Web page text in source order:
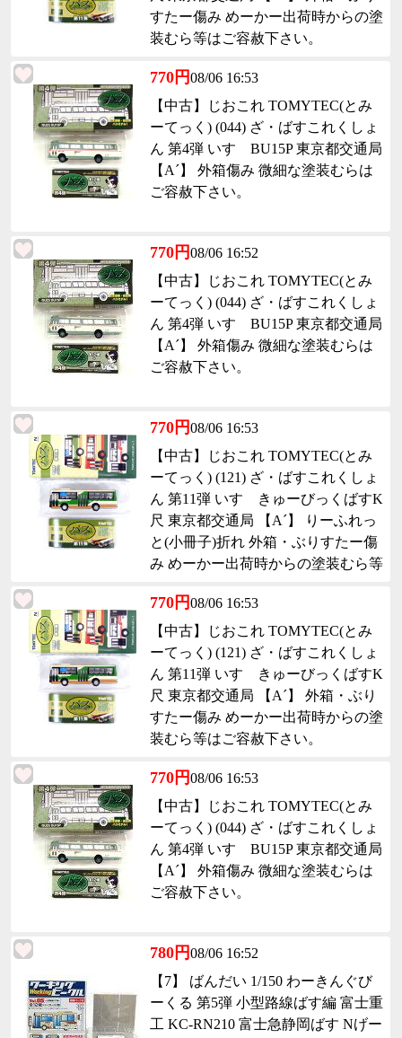
すたー傷み めーかー出荷時からの塗
装むら等はご容赦下さい。
770円08/06 16:53
【中古】じおこれ TOMYTEC(とみ
ーてっく) (044) ざ・ばすこれくしょ
ん 第4弾 いすゞBU15P 東京都交通局
【A´】 外箱傷み 微細な塗装むらは
ご容赦下さい。
770円08/06 16:52
【中古】じおこれ TOMYTEC(とみ
ーてっく) (044) ざ・ばすこれくしょ
ん 第4弾 いすゞBU15P 東京都交通局
【A´】 外箱傷み 微細な塗装むらは
ご容赦下さい。
770円08/06 16:53
【中古】じおこれ TOMYTEC(とみ
ーてっく) (121) ざ・ばすこれくしょ
ん 第11弾 いすゞきゅーびっくばすK
尺 東京都交通局 【A´】 りーふれっ
と(小冊子)折れ 外箱・ぶりすたー傷
み めーかー出荷時からの塗装むら等
770円08/06 16:53
【中古】じおこれ TOMYTEC(とみ
ーてっく) (121) ざ・ばすこれくしょ
ん 第11弾 いすゞきゅーびっくばすK
尺 東京都交通局 【A´】 外箱・ぶり
すたー傷み めーかー出荷時からの塗
装むら等はご容赦下さい。
770円08/06 16:53
【中古】じおこれ TOMYTEC(とみ
ーてっく) (044) ざ・ばすこれくしょ
ん 第4弾 いすゞBU15P 東京都交通局
【A´】 外箱傷み 微細な塗装むらは
ご容赦下さい。
780円08/06 16:52
【7】 ばんだい 1/150 わーきんぐび
ーくる 第5弾 小型路線ばす編 富士重
工 KC-RN210 富士急静岡ばす Nげー